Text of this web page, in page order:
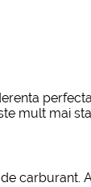
mult mai
carburant.